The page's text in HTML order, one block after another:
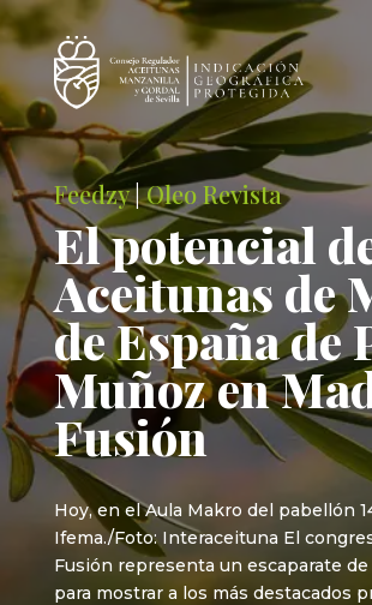
Feedzy|Oleo Revista
El potencial
Aceitunas de
de España de
Muñoz en
Fusión
Hoy, en el Aula Makro del pabellón
Ifema./Foto: Interaceituna El
Fusión representa un escaparate
para mostrar a los más destacados